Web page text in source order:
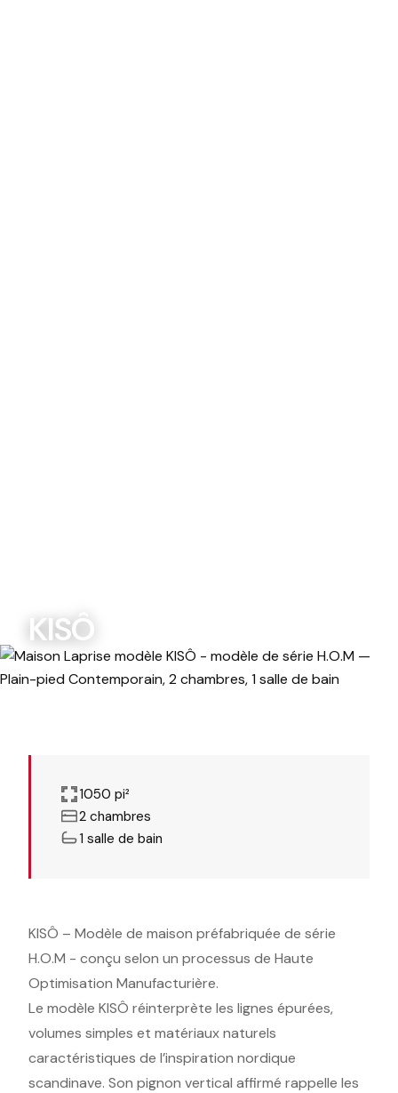
KISÔ
1050 pi²
2 chambres
1 salle de bain
KISÔ – Modèle de maison préfabriquée de série
H.O.M - conçu selon un processus de Haute
Optimisation Manufacturière.
Le modèle KISÔ réinterprète les lignes épurées,
volumes simples et matériaux naturels
caractéristiques de l’inspiration nordique
scandinave. Son pignon vertical affirmé rappelle les